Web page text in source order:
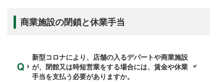
商業施設の閉鎖と休業手当
新型コロナにより、店舗の入るデパートや商業施設
が、閉館又は時短営業をする場合には、賃金や休業
手当を支払う必要がありますか。